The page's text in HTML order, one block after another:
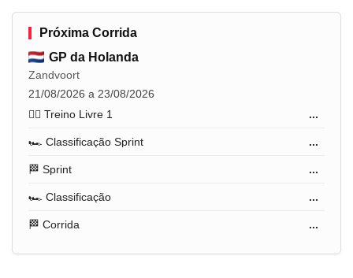
Próxima Corrida
GP da Holanda
Zandvoort
21/08/2026 a 23/08/2026
🏋️‍♂️ Treino Livre 1
...
🏎️ Classificação Sprint ...
🏁 Sprint ...
🏎️ Classificação ...
🏁 Corrida ...